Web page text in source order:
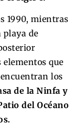
1990, mientras
playa de
que
los
de la Ninfa y
del Océano